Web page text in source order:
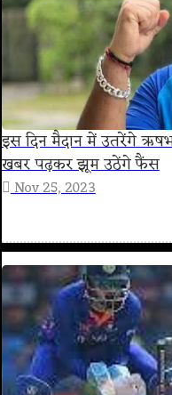
इस दिन मैदान में उतरेंगे
खबर पढ़कर झूम उठेंगे फैंस
Nov 25, 2023